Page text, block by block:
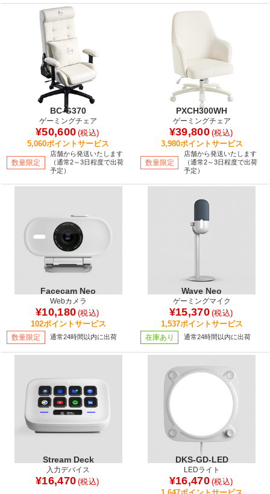
BC-G370
ゲーミングチェア
¥50,600 (税込)
5,060ポイントサービス
数量限定
店舗から発送いたします
（通常2～3日程度で出荷
予定）
PXCH300WH
ゲーミングチェア
¥39,800 (税込)
3,980ポイントサービス
数量限定
店舗から発送いたします
（通常2～3日程度で出荷
予定）
Facecam Neo
Webカメラ
¥10,180 (税込)
102ポイントサービス
数量限定 通常24時間以内に出荷
Wave Neo
ゲーミングマイク
¥15,370 (税込)
1,537ポイントサービス
在庫あり 通常24時間以内に出荷
Stream Deck
入力デバイス
¥16,470 (税込)
DKS-GD-LED
LEDライト
¥16,470 (税込)